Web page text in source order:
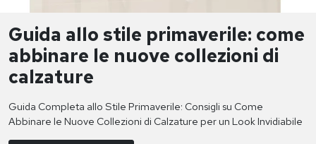
Guida allo stile primaverile: come
abbinare le nuove collezioni di
calzature
Guida Completa allo Stile Primaverile: Consigli su Come
Abbinare le Nuove Collezioni di Calzature per un Look Invidiabile